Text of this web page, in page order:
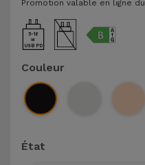
Autres
Marques
Voir
tout
Bracelets
Chaînes
de
Téléphone
Promotion valable en ligne du
5-18
USB PD
Couleur
État